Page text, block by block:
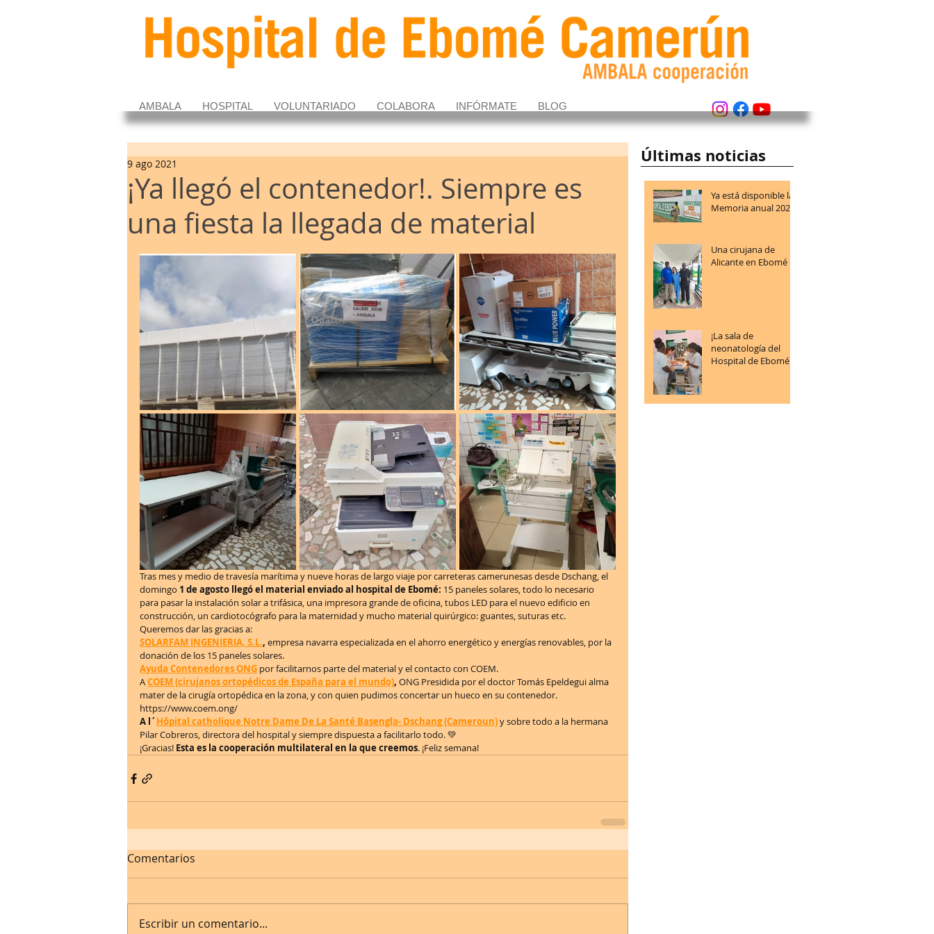
AMBALA HOSPITAL VOLUNTARIADO COLABORA INFÓRMATE BLOG
¡Ya llegó el contenedor!. Siempre es
una fiesta la llegada de material
9 ago 2021
Tras mes y medio de travesía marítima y nueve horas de largo viaje por carreteras camerunesas desde Dschang, el
domingo 1 de agosto llegó el material enviado al hospital de Ebomé: 15 paneles solares, todo lo necesario
para pasar la instalación solar a trifásica, una impresora grande de oficina, tubos LED para el nuevo edificio en
construcción, un cardiotocógrafo para la maternidad y mucho material quirúrgico: guantes, suturas etc.
Queremos dar las gracias a:
SOLARFAM INGENIERIA, S.L., empresa navarra especializada en el ahorro energético y energías renovables, por la
donación de los 15 paneles solares.
Ayuda Contenedores ONG por facilitarnos parte del material y el contacto con COEM.
ACOEM (cirujanos ortopédicos de España para el mundo), ONG Presidida por el doctor Tomás Epeldegui alma
mater de la cirugía ortopédica en la zona, y con quien pudimos concertar un hueco en su contenedor.
https://www.coem.ong/
A l´Hôpital catholique Notre Dame De La Santé Basengla- Dschang (Cameroun)y sobre todo a la hermana
Pilar Cobreros, directora del hospital y siempre dispuesta a facilitarlo todo. 💚
¡Gracias! Esta es la cooperación multilateral en la que creemos. ¡Feliz semana!
Comentarios
Escribir un comentario...
Últimas noticias
Ya está disponible la
Memoria anual 2025
Una cirujana de
Alicante en Ebomé
¡La sala de
neonatología del
Hospital de Ebomé